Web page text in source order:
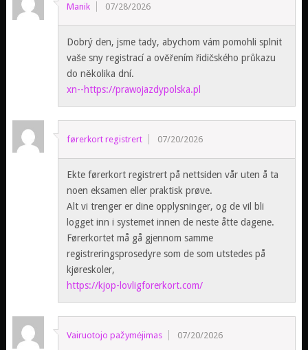
Manik 07/28/2026
Dobrý den, jsme tady, abychom vám pomohli splnit
vaše sny registrací a ověřením řidičského průkazu
do několika dní.
xn--https://prawojazdypolska.pl
førerkort registrert 07/20/2026
Ekte førerkort registrert på nettsiden vår uten å ta
noen eksamen eller praktisk prøve.
Alt vi trenger er dine opplysninger, og de vil bli
logget inn i systemet innen de neste åtte dagene.
Førerkortet må gå gjennom samme
registreringsprosedyre som de som utstedes på
kjøreskoler,
https://kjop-lovligforerkort.com/
Vairuotojo pažymėjimas 07/20/2026